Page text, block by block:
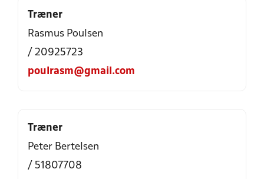
Træner
Rasmus Poulsen
/ 20925723
poulrasm@gmail.com
Træner
Peter Bertelsen
/ 51807708